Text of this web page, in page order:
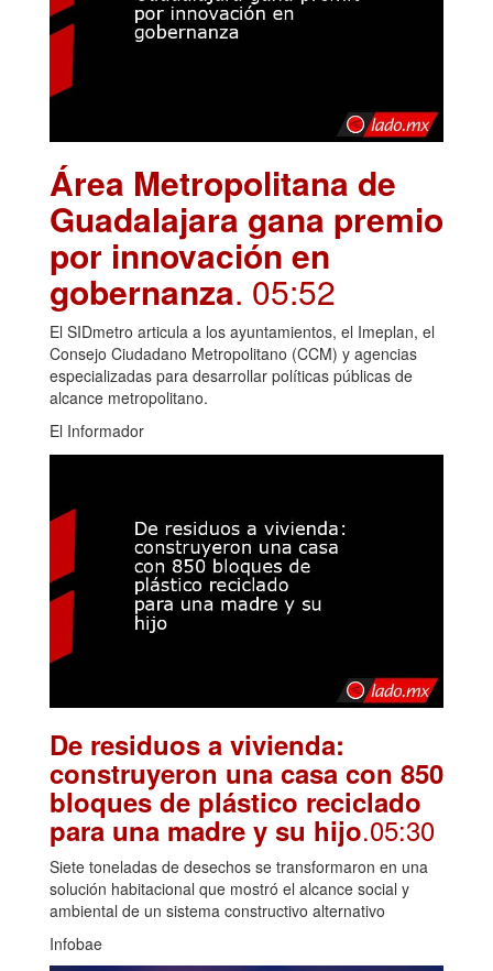
Área Metropolitana de
Guadalajara gana premio
por innovación en
gobernanza. 05:52
El SIDmetro articula a los ayuntamientos, el Imeplan, el
Consejo Ciudadano Metropolitano (CCM) y agencias
especializadas para desarrollar políticas públicas de
alcance metropolitano.
El Informador
De residuos a vivienda:
construyeron una casa con 850
bloques de plástico reciclado
para una madre y su hijo.05:30
Siete toneladas de desechos se transformaron en una
solución habitacional que mostró el alcance social y
ambiental de un sistema constructivo alternativo
Infobae